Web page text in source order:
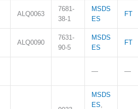
ALQ0063
7681-
38-1
MSDS
ES
FT
ALQ0090
7631-
90-5
MSDS
ES
FT
— —
MSDS
ES,